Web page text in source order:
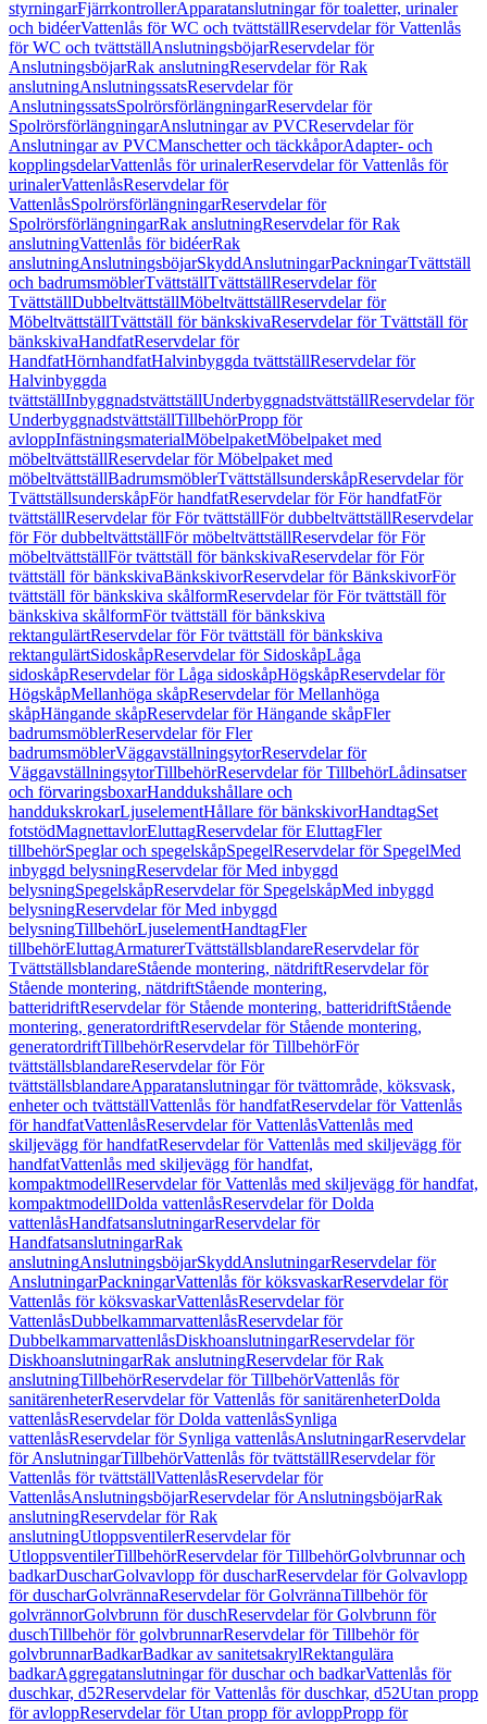
styrningarFjärrkontrollerApparatanslutningar för toaletter, urinaler
och bidéerVattenlås för WC och tvättställReservdelar för Vattenlås
för WC och tvättställAnslutningsböjarReservdelar för
AnslutningsböjarRak anslutningReservdelar för Rak
anslutningAnslutningssatsReservdelar för
AnslutningssatsSpolrörsförlängningarReservdelar för
SpolrörsförlängningarAnslutningar av PVCReservdelar för
Anslutningar av PVCManschetter och täckkåporAdapter- och
kopplingsdelarVattenlås för urinalerReservdelar för Vattenlås för
urinalerVattenlåsReservdelar för
VattenlåsSpolrörsförlängningarReservdelar för
SpolrörsförlängningarRak anslutningReservdelar för Rak
anslutningVattenlås för bidéerRak
anslutningAnslutningsböjarSkyddAnslutningarPackningarTvättställ
och badrumsmöblerTvättställTvättställReservdelar för
TvättställDubbeltvättställMöbeltvättställReservdelar för
MöbeltvättställTvättställ för bänkskivaReservdelar för Tvättställ för
bänkskivaHandfatReservdelar för
HandfatHörnhandfatHalvinbyggda tvättställReservdelar för
Halvinbyggda
tvättställInbyggnadstvättställUnderbyggnadstvättställReservdelar för
UnderbyggnadstvättställTillbehörPropp för
avloppInfästningsmaterialMöbelpaketMöbelpaket med
möbeltvättställReservdelar för Möbelpaket med
möbeltvättställBadrumsmöblerTvättställsunderskåpReservdelar för
TvättställsunderskåpFör handfatReservdelar för För handfatFör
tvättställReservdelar för För tvättställFör dubbeltvättställReservdelar
för För dubbeltvättställFör möbeltvättställReservdelar för För
möbeltvättställFör tvättställ för bänkskivaReservdelar för För
tvättställ för bänkskivaBänkskivorReservdelar för BänkskivorFör
tvättställ för bänkskiva skålformReservdelar för För tvättställ för
bänkskiva skålformFör tvättställ för bänkskiva
rektangulärtReservdelar för För tvättställ för bänkskiva
rektangulärtSidoskåpReservdelar för SidoskåpLåga
sidoskåpReservdelar för Låga sidoskåpHögskåpReservdelar för
HögskåpMellanhöga skåpReservdelar för Mellanhöga
skåpHängande skåpReservdelar för Hängande skåpFler
badrumsmöblerReservdelar för Fler
badrumsmöblerVäggavställningsytorReservdelar för
VäggavställningsytorTillbehörReservdelar för TillbehörLådinsatser
och förvaringsboxarHanddukshållare och
handdukskrokarLjuselementHållare för bänkskivorHandtagSet
fotstödMagnettavlorEluttagReservdelar för EluttagFler
tillbehörSpeglar och spegelskåpSpegelReservdelar för SpegelMed
inbyggd belysningReservdelar för Med inbyggd
belysningSpegelskåpReservdelar för SpegelskåpMed inbyggd
belysningReservdelar för Med inbyggd
belysningTillbehörLjuselementHandtagFler
tillbehörEluttagArmaturerTvättställsblandareReservdelar för
TvättställsblandareStående montering, nätdriftReservdelar för
Stående montering, nätdriftStående montering,
batteridriftReservdelar för Stående montering, batteridriftStående
montering, generatordriftReservdelar för Stående montering,
generatordriftTillbehörReservdelar för TillbehörFör
tvättställsblandareReservdelar för För
tvättställsblandareApparatanslutningar för tvättområde, köksvask,
enheter och tvättställVattenlås för handfatReservdelar för Vattenlås
för handfatVattenlåsReservdelar för VattenlåsVattenlås med
skiljevägg för handfatReservdelar för Vattenlås med skiljevägg för
handfatVattenlås med skiljevägg för handfat,
kompaktmodellReservdelar för Vattenlås med skiljevägg för handfat,
kompaktmodellDolda vattenlåsReservdelar för Dolda
vattenlåsHandfatsanslutningarReservdelar för
HandfatsanslutningarRak
anslutningAnslutningsböjarSkyddAnslutningarReservdelar för
AnslutningarPackningarVattenlås för köksvaskarReservdelar för
Vattenlås för köksvaskarVattenlåsReservdelar för
VattenlåsDubbelkammarvattenlåsReservdelar för
DubbelkammarvattenlåsDiskhoanslutningarReservdelar för
DiskhoanslutningarRak anslutningReservdelar för Rak
anslutningTillbehörReservdelar för TillbehörVattenlås för
sanitärenheterReservdelar för Vattenlås för sanitärenheterDolda
vattenlåsReservdelar för Dolda vattenlåsSynliga
vattenlåsReservdelar för Synliga vattenlåsAnslutningarReservdelar
för AnslutningarTillbehörVattenlås för tvättställReservdelar för
Vattenlås för tvättställVattenlåsReservdelar för
VattenlåsAnslutningsböjarReservdelar för AnslutningsböjarRak
anslutningReservdelar för Rak
anslutningUtloppsventilerReservdelar för
UtloppsventilerTillbehörReservdelar för TillbehörGolvbrunnar och
badkarDuscharGolvavlopp för duscharReservdelar för Golvavlopp
för duscharGolvrännaReservdelar för GolvrännaTillbehör för
golvrännorGolvbrunn för duschReservdelar för Golvbrunn för
duschTillbehör för golvbrunnarReservdelar för Tillbehör för
golvbrunnarBadkarBadkar av sanitetsakrylRektangulära
badkarAggregatanslutningar för duschar och badkarVattenlås för
duschkar, d52Reservdelar för Vattenlås för duschkar, d52Utan propp
för avloppReservdelar för Utan propp för avloppPropp för